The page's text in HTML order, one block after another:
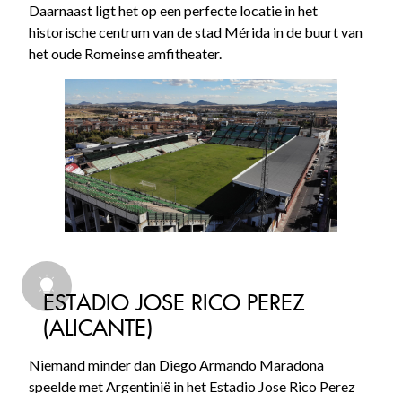
Daarnaast ligt het op een perfecte locatie in het
historische centrum van de stad Mérida in de buurt van
het oude Romeinse amfitheater.
ESTADIO JOSE RICO PEREZ
(ALICANTE)
Niemand minder dan Diego Armando Maradona
speelde met Argentinië in het Estadio Jose Rico Perez